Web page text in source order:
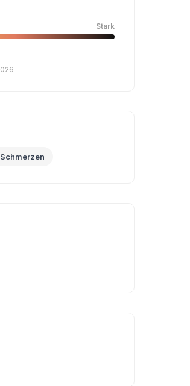
Stark